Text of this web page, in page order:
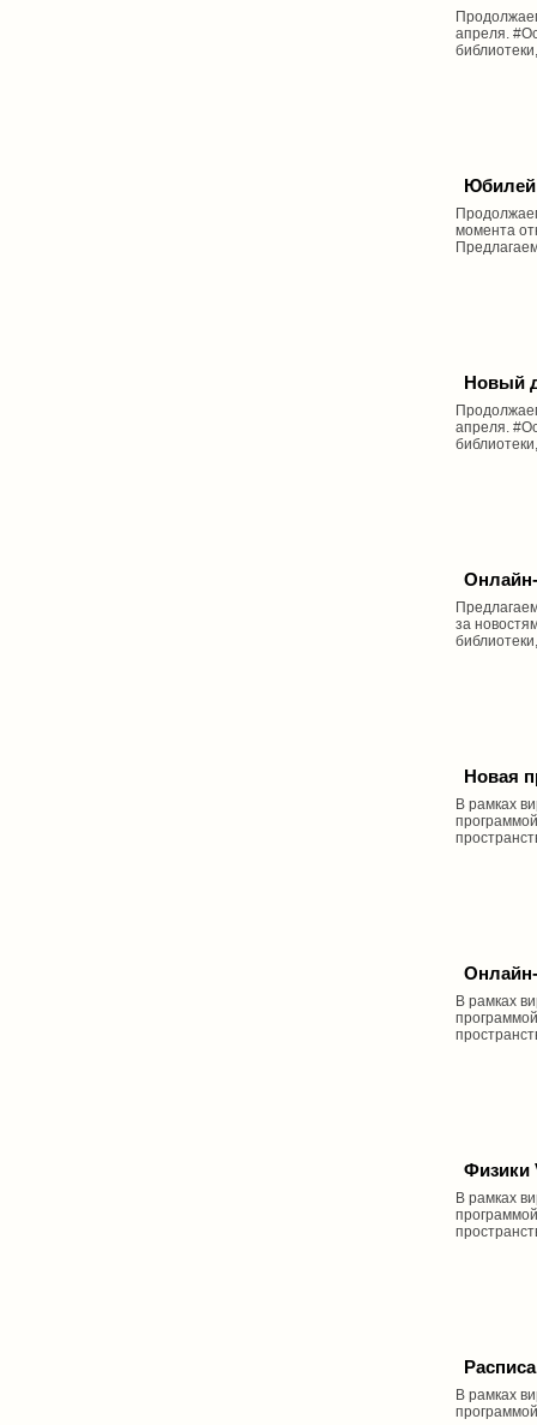
апреля.
момента
Новый
апреля.
за
Новая
В рамках
В рамках
Физики
В рамках
В рамках